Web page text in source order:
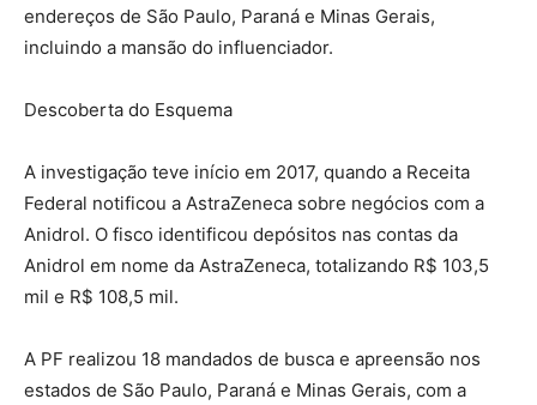
endereços de São Paulo, Paraná e Minas Gerais,
incluindo a mansão do influenciador.
Descoberta do Esquema
A investigação teve início em 2017, quando a Receita
Federal notificou a AstraZeneca sobre negócios com a
Anidrol. O fisco identificou depósitos nas contas da
Anidrol em nome da AstraZeneca, totalizando R$ 103,5
mil e R$ 108,5 mil.
A PF realizou 18 mandados de busca e apreensão nos
estados de São Paulo, Paraná e Minas Gerais, com a